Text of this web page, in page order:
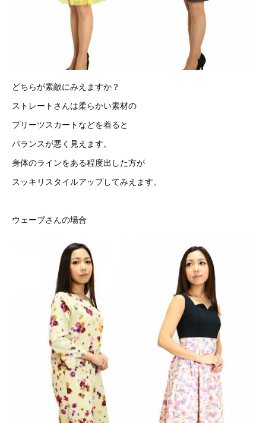
どちらが素敵にみえますか？
ストレートさんは柔らかい素材の
プリーツスカートなどを着ると
バランスが悪く見えます。
身体のラインをある程度出した方が
スッキリスタイルアップしてみえます。
ウェーブさんの場合